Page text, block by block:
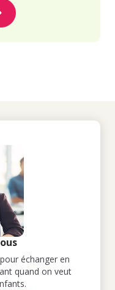
échanger en
quand on veut